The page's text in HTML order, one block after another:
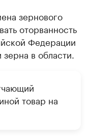
зернового
оторванность
Федерации
в области.
товар на